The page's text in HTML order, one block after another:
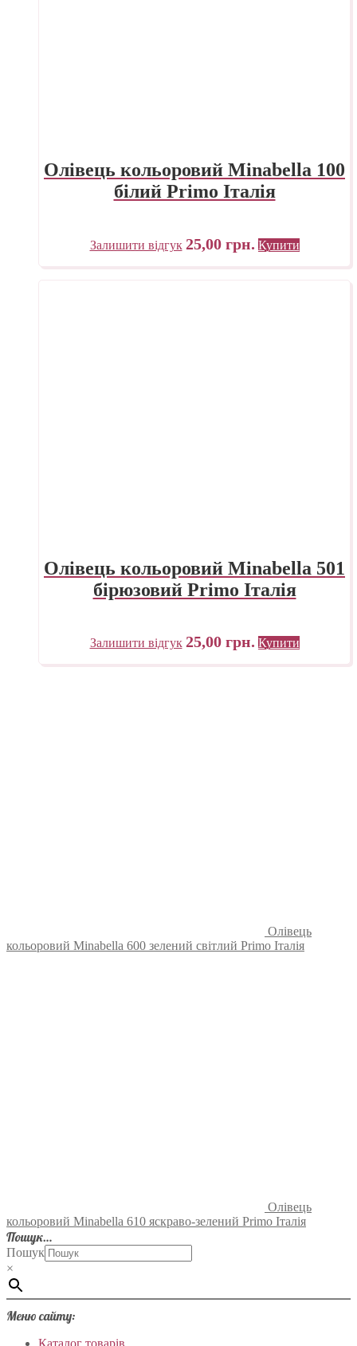
Олівець кольоровий Minabella 100
білий Primo Італія
Залишити відгук 25,00 грн. Купити
Олівець кольоровий Minabella 501
бірюзовий Primo Італія
Залишити відгук 25,00 грн. Купити
Олівець
кольоровий Minabella 600 зелений світлий Primo Італія
Олівець
кольоровий Minabella 610 яскраво-зелений Primo Італія
Пошук…
Пошук
×
Меню сайту: